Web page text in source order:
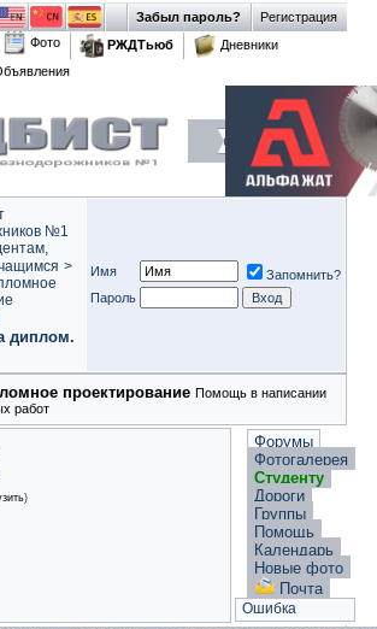
Регистрация
Забыл пароль?
Фото РЖДТьюб
Дневники
№1
>
диплом.
Имя
Запомнить?
Пароль
проектирование Помощь в написании
работ
)
Форумы
Фотогалерея
Студенту
Дороги
Группы
Помощь
Календарь
Новые фото
Почта
Ошибка